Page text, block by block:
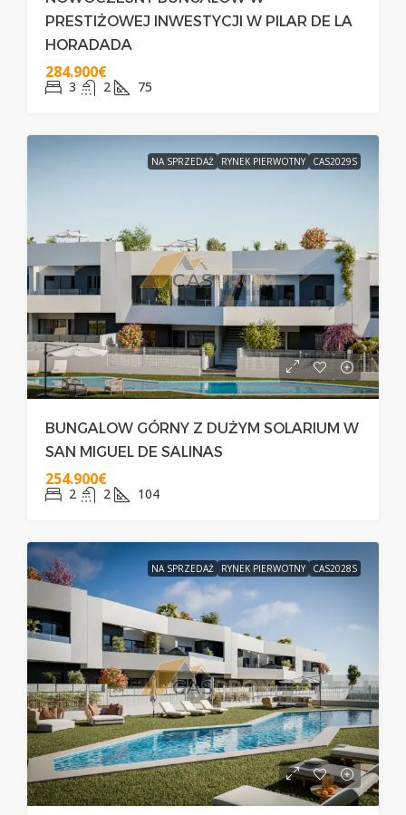
PRESTIŻOWEJ INWESTYCJI W PILAR DE LA
HORADADA
284.900€
3 2 75
NA SPRZEDAŻ RYNEK PIERWOTNY CAS2029S
BUNGALOW GÓRNY Z DUŻYM SOLARIUM W
SAN MIGUEL DE SALINAS
254.900€
2 2 104
NA SPRZEDAŻ RYNEK PIERWOTNY CAS2028S